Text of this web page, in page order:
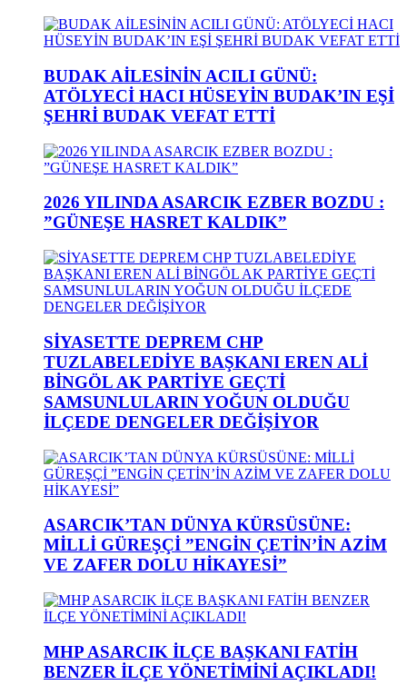
BUDAK AİLESİNİN ACILI GÜNÜ:
ATÖLYECİ HACI HÜSEYİN BUDAK’IN EŞİ
ŞEHRİ BUDAK VEFAT ETTİ
2026 YILINDA ASARCIK EZBER BOZDU :
”GÜNEŞE HASRET KALDIK”
SİYASETTE DEPREM CHP
TUZLABELEDİYE BAŞKANI EREN ALİ
BİNGÖL AK PARTİYE GEÇTİ
SAMSUNLULARIN YOĞUN OLDUĞU
İLÇEDE DENGELER DEĞİŞİYOR
ASARCIK’TAN DÜNYA KÜRSÜSÜNE:
MİLLİ GÜREŞÇİ ”ENGİN ÇETİN’İN AZİM
VE ZAFER DOLU HİKAYESİ”
MHP ASARCIK İLÇE BAŞKANI FATİH
BENZER İLÇE YÖNETİMİNİ AÇIKLADI!